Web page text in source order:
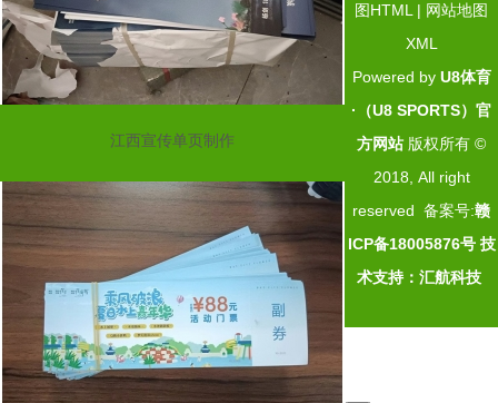
江西宣传单页制作
图HTML | 网站地图
XML
Powered by U8体育
·（U8 SPORTS）官
方网站版权所有 ©
2018, All right
reserved 备案号:赣
ICP备18005876号 技
术支持：汇航科技